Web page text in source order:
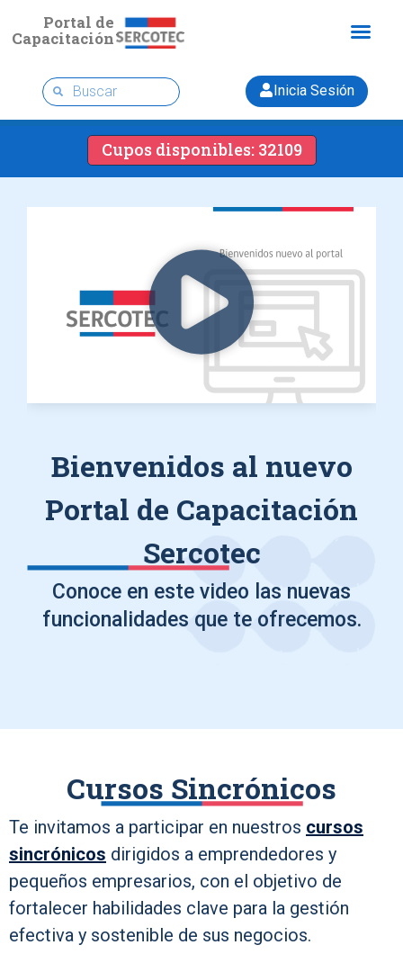
Portal de
Capacitación
Inicia Sesión
Cupos disponibles: 32109
Bienvenidos al nuevo
Portal de Capacitación
Sercotec
Conoce en este video las nuevas
funcionalidades que te ofrecemos.
Cursos Sincrónicos
Te invitamos a participar en nuestros cursos
sincrónicos dirigidos a emprendedores y
pequeños empresarios, con el objetivo de
fortalecer habilidades clave para la gestión
efectiva y sostenible de sus negocios.